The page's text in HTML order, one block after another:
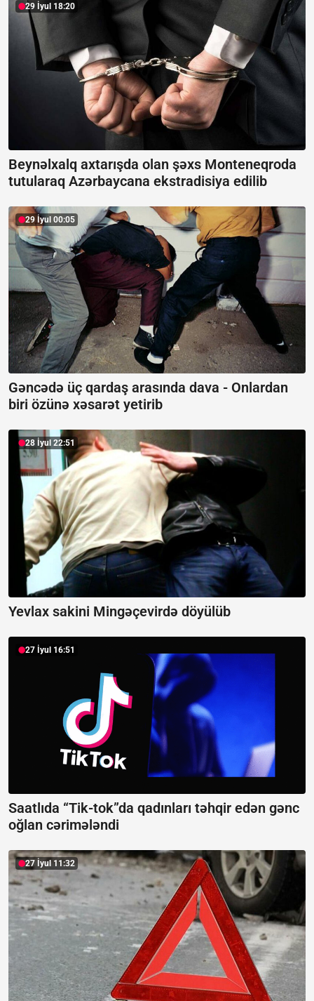
29 İyul 18:20
Beynəlxalq axtarışda olan şəxs Monteneqroda
tutularaq Azərbaycana ekstradisiya edilib
29 İyul 00:05
Gəncədə üç qardaş arasında dava - Onlardan
biri özünə xəsarət yetirib
28 İyul 22:51
Yevlax sakini Mingəçevirdə döyülüb
27 İyul 16:51
Saatlıda “Tik-tok”da qadınları təhqir edən gənc
oğlan cərimələndi
27 İyul 11:32